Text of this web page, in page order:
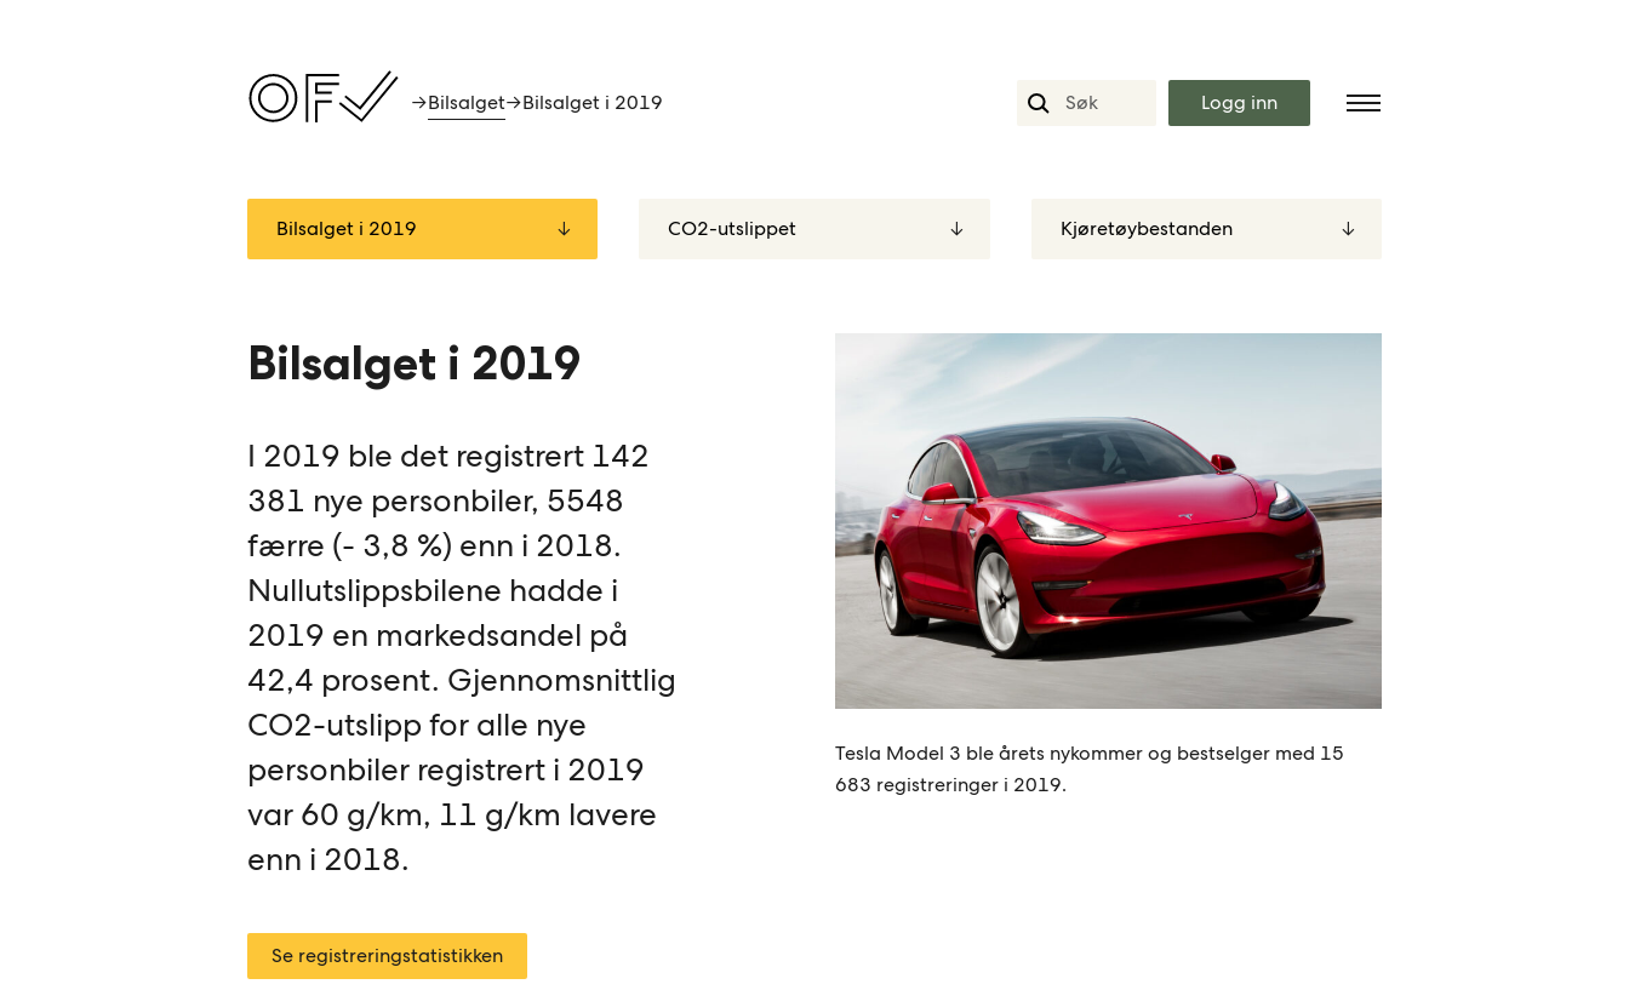
→Bilsalget→Bilsalget i 2019 Logg inn
Bilsalget i 2019
I 2019 ble det registrert 142
381 nye personbiler, 5548
færre (- 3,8 %) enn i 2018.
Nullutslippsbilene hadde i
2019 en markedsandel på
42,4 prosent. Gjennomsnittlig
CO2-utslipp for alle nye
personbiler registrert i 2019
var 60 g/km, 11 g/km lavere
enn i 2018.
Se registreringstatistikken
Tesla Model 3 ble årets nykommer og bestselger med 15
683 registreringer i 2019.